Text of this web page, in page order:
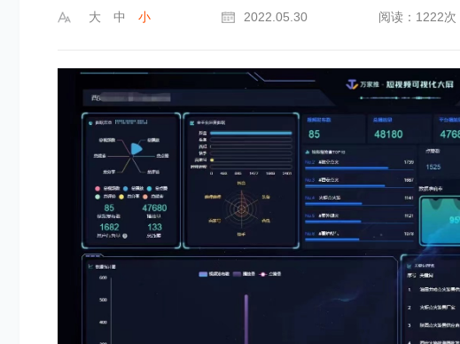
大 中 小 2022.05.30 阅读：1222次
做好网站建设，如何搭建适配自身发展的线上阵地